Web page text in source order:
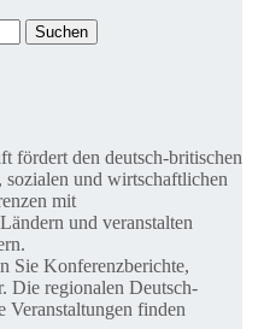
fördert den deutsch-britischen
und wirtschaftlichen
mit
und veranstalten
Sie Konferenzberichte,
Die regionalen Deutsch-
Veranstaltungen finden